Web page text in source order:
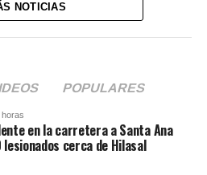
NOTICIAS
POPULARES
horas
en la carretera a Santa Ana
lesionados cerca de Hilasal